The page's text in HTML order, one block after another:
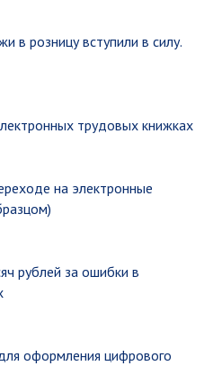
в розницу вступили в силу.
трудовых книжках
на электронные
рублей за ошибки в
оформления цифрового